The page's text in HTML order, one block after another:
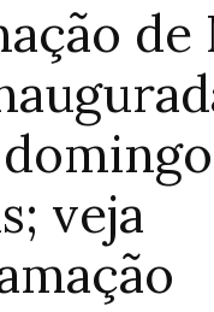
de
veja